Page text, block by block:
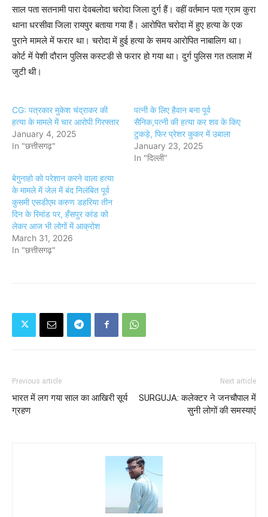
साल पता सतनामी पारा देवबलोदा चरोदा जिला दुर्ग हैं। वहीं वर्तमान पता ग्राम कुरा
थाना धरसीवा जिला रायपुर बताया गया हैं। आरोपित चरोदा में हुए हत्या के एक
पुराने मामले में फरार था। चरोदा में हुई हत्या के समय आरोपित नाबालिग था।
कोर्ट में पेशी दौरान पुलिस कस्टडी से फरार हो गया था। दुर्ग पुलिस गत तलाश में
जुटी थी।
CG: पत्रकार मुकेश चंद्राकर की
हत्या के मामले में चार आरोपी गिरफ्तार
January 4, 2025
In "छत्तीसगढ़"
पत्नी के लिए हैवान बना पूर्व
सैनिक,पत्नी की हत्या कर शव के किए
टुकड़े, फिर प्रेशर कुकर में उबाला
January 23, 2025
In "दिल्ली"
बेगुनाहो को परेशान करने वाला हत्या
के मामले में जेल में बंद निलंबित पूर्व
कुसमी एसडीएम करुण डहरिया तीन
दिन के रिमांड पर, हँसपुर कांड को
लेकर आज भी लोगों में आक्रोश
March 31, 2026
In "छत्तीसगढ़"
Previous article
भारत में लग गया साल का आखिरी सूर्य
ग्रहण
Next article
SURGUJA: कलेक्टर ने जनचौपाल में
सुनी लोगों की समस्याएं